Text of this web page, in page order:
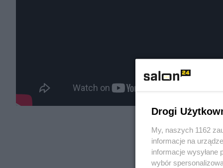
Drogi
My, naszych 1162
informacje na
informacje wysyłane
wybór